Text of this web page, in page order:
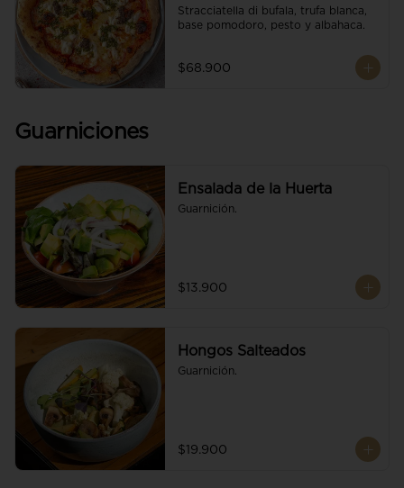
Stracciatella di bufala, trufa blanca,
base pomodoro, pesto y albahaca.
$68.900
Guarniciones
Ensalada de la Huerta
Guarnición.
$13.900
Hongos Salteados
Guarnición.
$19.900